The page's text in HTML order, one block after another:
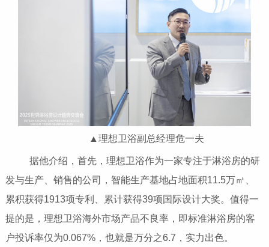
▲理想卫浴副总经理危一夫
据他介绍，首先，理想卫浴作为一家专注于淋浴房的研
发与生产、销售的公司，智能生产基地占地面积11.5万㎡、
累积获得1913项专利、累计获得39项国际设计大奖。值得一
提的是，理想卫浴海外市场产品不良率，即标准淋浴房的客
户投诉率仅为0.067%，也就是万分之6.7，实力出色。